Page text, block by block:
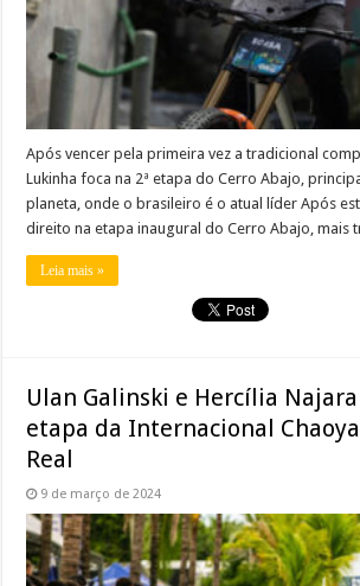
Após vencer pela primeira vez a tradicional
Lukinha foca na 2ª etapa do Cerro Abajo,
planeta, onde o brasileiro é o atual líder Após
direito na etapa inaugural do Cerro Abajo,
Leia mais »
Ulan Galinski e Hercília Najara
etapa da Internacional
Real
9 de março de 2024